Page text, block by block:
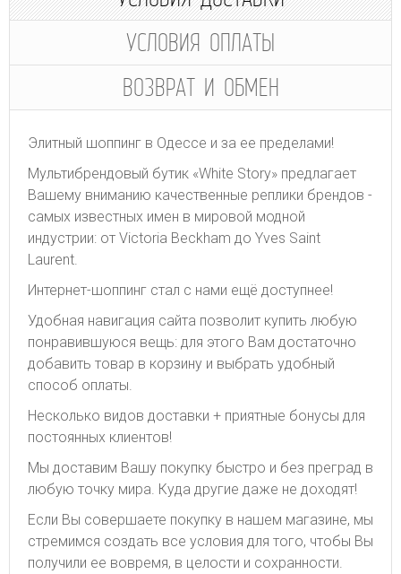
УСЛОВИЯ ОПЛАТЫ
ВОЗВРАТ И ОБМЕН
Элитный шоппинг в Одессе и за ее пределами!
Мультибрендовый бутик «White Story» предлагает
Вашему вниманию качественные реплики брендов -
самых известных имен в мировой модной
индустрии: от Victoria Beckham до Yves Saint
Laurent.
Интернет-шоппинг стал с нами ещё доступнее!
Удобная навигация сайта позволит купить любую
понравившуюся вещь: для этого Вам достаточно
добавить товар в корзину и выбрать удобный
способ оплаты.
Несколько видов доставки + приятные бонусы для
постоянных клиентов!
Мы доставим Вашу покупку быстро и без преград в
любую точку мира. Куда другие даже не доходят!
Если Вы совершаете покупку в нашем магазине, мы
стремимся создать все условия для того, чтобы Вы
получили ее вовремя, в целости и сохранности.